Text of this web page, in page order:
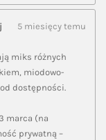
5 miesięcy temu
miks różnych
miodowo-
dostępności.
marca (na
prywatną –